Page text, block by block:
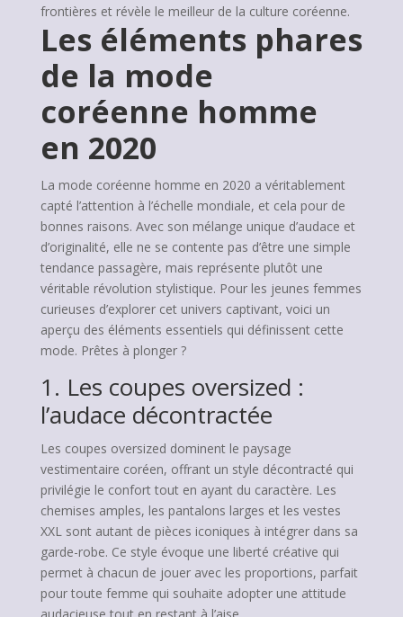
frontières et révèle le meilleur de la culture coréenne.
Les éléments phares
de la mode
coréenne homme
en 2020
La mode coréenne homme en 2020 a véritablement
capté l’attention à l’échelle mondiale, et cela pour de
bonnes raisons. Avec son mélange unique d’audace et
d’originalité, elle ne se contente pas d’être une simple
tendance passagère, mais représente plutôt une
véritable révolution stylistique. Pour les jeunes femmes
curieuses d’explorer cet univers captivant, voici un
aperçu des éléments essentiels qui définissent cette
mode. Prêtes à plonger ?
1. Les coupes oversized :
l’audace décontractée
Les coupes oversized dominent le paysage
vestimentaire coréen, offrant un style décontracté qui
privilégie le confort tout en ayant du caractère. Les
chemises amples, les pantalons larges et les vestes
XXL sont autant de pièces iconiques à intégrer dans sa
garde-robe. Ce style évoque une liberté créative qui
permet à chacun de jouer avec les proportions, parfait
pour toute femme qui souhaite adopter une attitude